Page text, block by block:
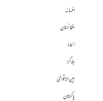
افسانہ
افغانستان
الحاد
بلاگز
بین الاقوامی
پاکستان